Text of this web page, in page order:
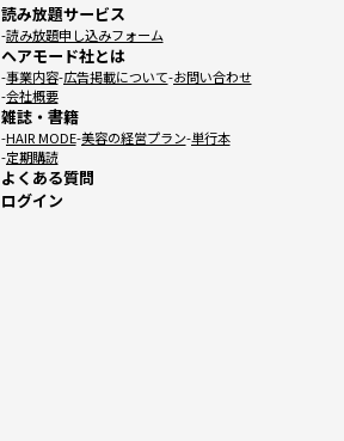
読み放題サービス
読み放題申し込みフォーム
ヘアモード社とは
事業内容 広告掲載について お問い合わせ
会社概要
雑誌・書籍
HAIR MODE 美容の経営プラン 単行本
定期購読
よくある質問
ログイン